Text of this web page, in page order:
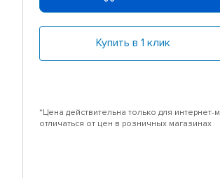
Купить в 1 клик
*Цена действительна только для
отличаться от цен в розничных магазинах